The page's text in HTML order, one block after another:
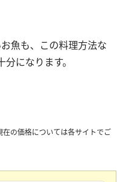
魚も、この料理方法な
になります。
の価格については各サイトでご